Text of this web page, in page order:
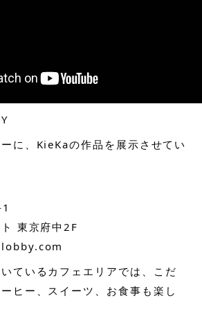
に、KieKaの作品を展示させてい
東京府中2F
ているカフェエリアでは、こだ
ヒー、スイーツ、お食事も楽し